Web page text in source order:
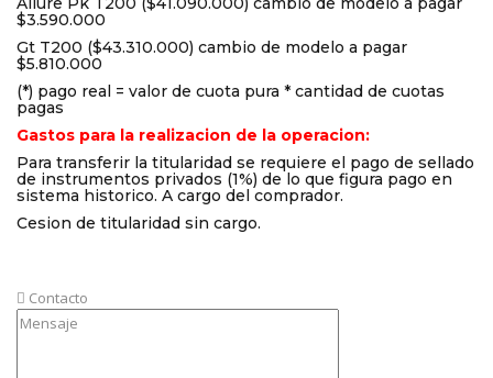
$3.590.000
Gt T200 ($43.310.000) cambio de modelo a pagar
$5.810.000
(*) pago real = valor de cuota pura * cantidad de cuotas
pagas
Gastos para la realizacion de la operacion:
Para transferir la titularidad se requiere el pago de sellado
de instrumentos privados (1%) de lo que figura pago en
sistema historico. A cargo del comprador.
Cesion de titularidad sin cargo.
Contacto